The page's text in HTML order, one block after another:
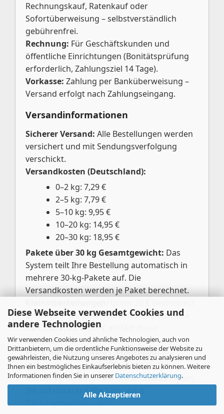
Diese Webseite verwendet Cookies und
andere Technologien
Wir verwenden Cookies und ähnliche Technologien, auch von
Drittanbietern, um die ordentliche Funktionsweise der Website zu
gewährleisten, die Nutzung unseres Angebotes zu analysieren und
Ihnen ein bestmögliches Einkaufserlebnis bieten zu können. Weitere
Informationen finden Sie in unserer Datenschutzerklärung.
Alle Akzeptieren
Rechnungskauf, Ratenkauf oder
Sofortüberweisung – selbstverständlich
gebührenfrei.
Rechnung: Für Geschäftskunden und
öffentliche Einrichtungen (Bonitätsprüfung
erforderlich, Zahlungsziel 14 Tage).
Vorkasse: Zahlung per Banküberweisung –
Versand erfolgt nach Zahlungseingang.
Versandinformationen
Sicherer Versand: Alle Bestellungen werden
versichert und mit Sendungsverfolgung
verschickt.
Versandkosten (Deutschland):
0–2 kg: 7,29 €
2–5 kg: 7,79 €
5–10 kg: 9,95 €
10–20 kg: 14,95 €
20–30 kg: 18,95 €
Pakete über 30 kg Gesamtgewicht: Das
System teilt Ihre Bestellung automatisch in
mehrere 30-kg-Pakete auf. Die
Versandkosten werden je Paket berechnet.
berechnen wir eine Bearbeitungspauschale
von 3,00 €. Ab 20,01 € entfällt diese
automatisch.
EU- & internationale Lieferungen:Der
Versand erfolgt per UPS oder GLS. Die
Kosten variieren je nach Land. Details finden
Sie auf unserer SeiteVersand &
Zahlungsbedingungen.